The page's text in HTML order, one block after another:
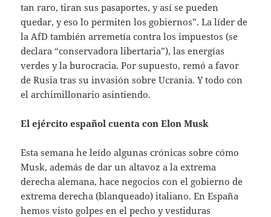
tan raro, tiran sus pasaportes, y así se pueden
quedar, y eso lo permiten los gobiernos”. La líder de
la AfD también arremetía contra los impuestos (se
declara “conservadora libertaria”), las energías
verdes y la burocracia. Por supuesto, remó a favor
de Rusia tras su invasión sobre Ucrania. Y todo con
el archimillonario asintiendo.
El ejército español cuenta con Elon Musk
Esta semana he leído algunas crónicas sobre cómo
Musk, además de dar un altavoz a la extrema
derecha alemana, hace negocios con el gobierno de
extrema derecha (blanqueado) italiano. En España
hemos visto golpes en el pecho y vestiduras